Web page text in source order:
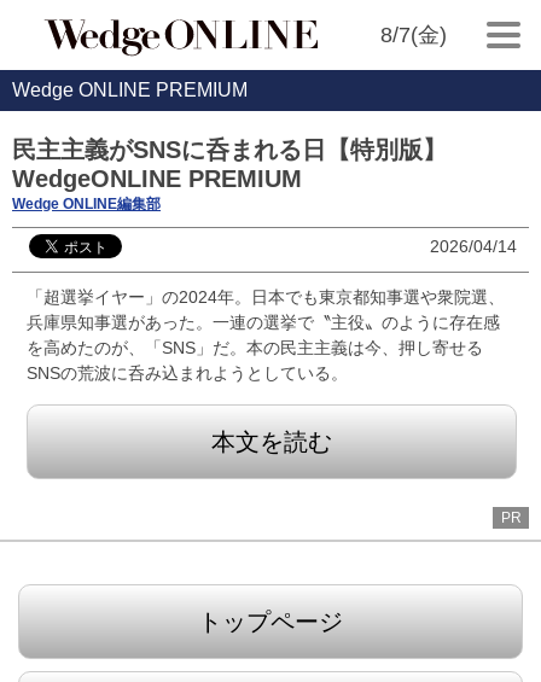
8/7(金)
Wedge ONLINE PREMIUM
民主主義がSNSに呑まれる日【特別版】
WedgeONLINE PREMIUM
Wedge ONLINE編集部
2026/04/14
「超選挙イヤー」の2024年。日本でも東京都知事選や衆院選、
兵庫県知事選があった。一連の選挙で〝主役〟のように存在感
を高めたのが、「SNS」だ。本の民主主義は今、押し寄せる
SNSの荒波に呑み込まれようとしている。
本文を読む
PR
トップページ